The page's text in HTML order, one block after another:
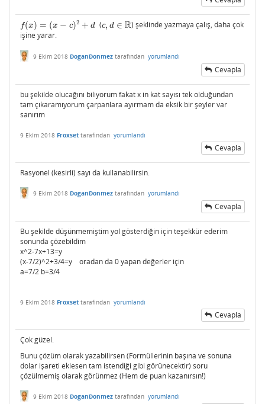
f(x) = (x − c)2 + d
f(x)=( x−c )2+ d (c, d ∈ R
c, d∈R
) şeklinde yazmaya çalış, daha çok
işine yarar.
9 Ekim 2018 DoganDonmez tarafından yorumlandı
Cevapla
bu şekilde olucağını biliyorum fakat x in kat sayısı tek olduğundan
tam çıkaramıyorum çarpanlara ayırmam da eksik bir şeyler var
sanırım
9 Ekim 2018 Froxset tarafından yorumlandı
Cevapla
Rasyonel (kesirli) sayı da kullanabilirsin.
9 Ekim 2018 DoganDonmez tarafından yorumlandı
Cevapla
Bu şekilde düşünmemiştim yol gösterdiğin için teşekkür ederim
sonunda çözebildim
x^2-7x+13=y
(x-7/2)^2+3/4=y oradan da 0 yapan değerler için
a=7/2 b=3/4
9 Ekim 2018 Froxset tarafından yorumlandı
Cevapla
Çok güzel.
Bunu çözüm olarak yazabilirsen (Formüllerinin başına ve sonuna
dolar işareti eklesen tam istendiği gibi görünecektir) soru
çözülmemiş olarak görünmez (Hem de puan kazanırsın!)
9 Ekim 2018 DoganDonmez tarafından yorumlandı